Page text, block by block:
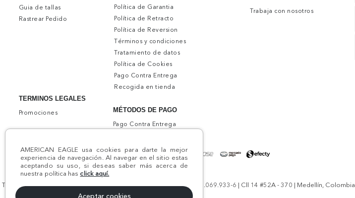
AMERICAN EAGLE usa cookies para darte la mejor
experiencia de navegación. Al navegar en el sitio estas
aceptando su uso, si deseas saber más acerca de
nuestra política has click aquí.
Aceptar cookies
Guia de tallas
Rastrear Pedido
TERMINOS LEGALES
Promociones
Política de Garantia
Política de Retracto
Política de Reversion
Términos y condiciones
Tratamiento de datos
Política de Cookies
Pago Contra Entrega
Recogida en tienda
Trabaja con nosotros
MÉTODOS DE PAGO
Pago Contra Entrega
Todos los derechos reservados AE 2024 | Comodín S.A.S | NIT:800.069.933-6 | Cll 14 #52A - 370 | Medellín, Colombia